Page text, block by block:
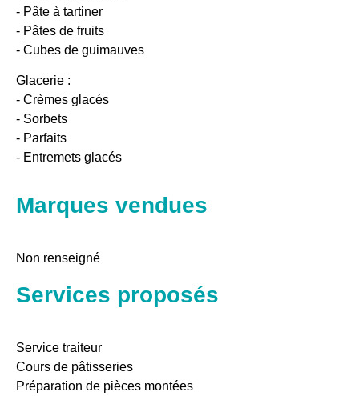
- Pâte à tartiner
- Pâtes de fruits
- Cubes de guimauves
Glacerie :
- Crèmes glacés
- Sorbets
- Parfaits
- Entremets glacés
Marques vendues
Non renseigné
Services proposés
Service traiteur
Cours de pâtisseries
Préparation de pièces montées